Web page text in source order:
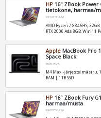
HP 16" ZBook Power
tietokone, harmaa/
98P10ET#UUW
AMD Ryzen 7 8845HS, 32GB
RTX 2000 Ada 8GB, Win 11
Apple MacBook Pro
Space Black
MX313KS/A
M4 Max -järjestelmäsiru,
RAM | 1TB SSD
HP 16" ZBook Fury
harmaa/musta
98K05ET#UUW